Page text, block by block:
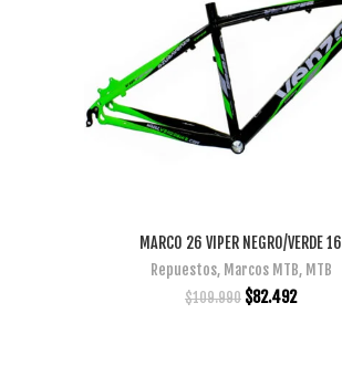
AÑADIR AL CARRITO
MARCO 26 VIPER NEGRO/VERDE 16
Repuestos, Marcos MTB, MTB
$109.990 $82.492